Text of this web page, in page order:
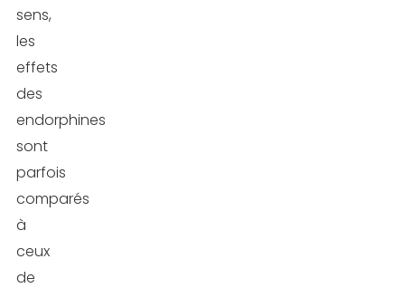
sens,
les
effets
des
endorphines
sont
parfois
comparés
à
ceux
de